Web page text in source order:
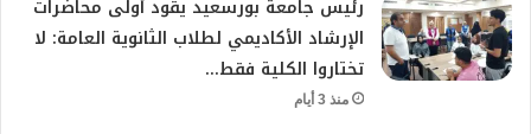
رئيس جامعة بورسعيد يقود أولى محاضرات
الإرشاد الأكاديمي لطلاب الثانوية العامة: لا
تختاروا الكلية فقط…
منذ 3 أيام